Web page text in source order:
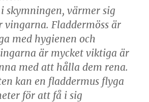
skymningen, värmer sig
vingarna. Fladdermöss är
med hygienen och
är mycket viktiga är
med att hålla dem rena.
kan en fladdermus flyga
för att få i sig